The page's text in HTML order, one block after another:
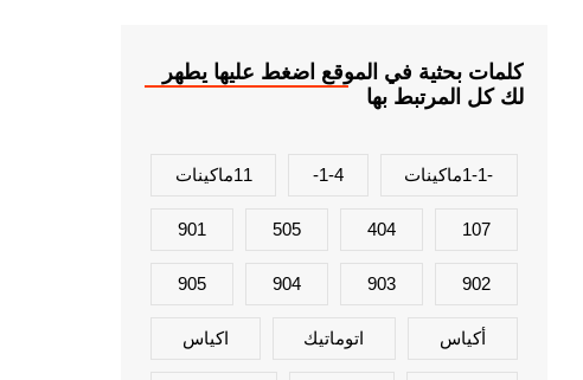
كلمات بحثية في الموقع اضغط عليها يطهر
لك كل المرتبط بها
-1-1ماكينات 1-4- 11ماكينات
107
404
505
901
902
903
904
905
أكياس اتوماتيك اكياس